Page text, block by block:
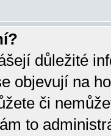
důležité
objevují na
či
to